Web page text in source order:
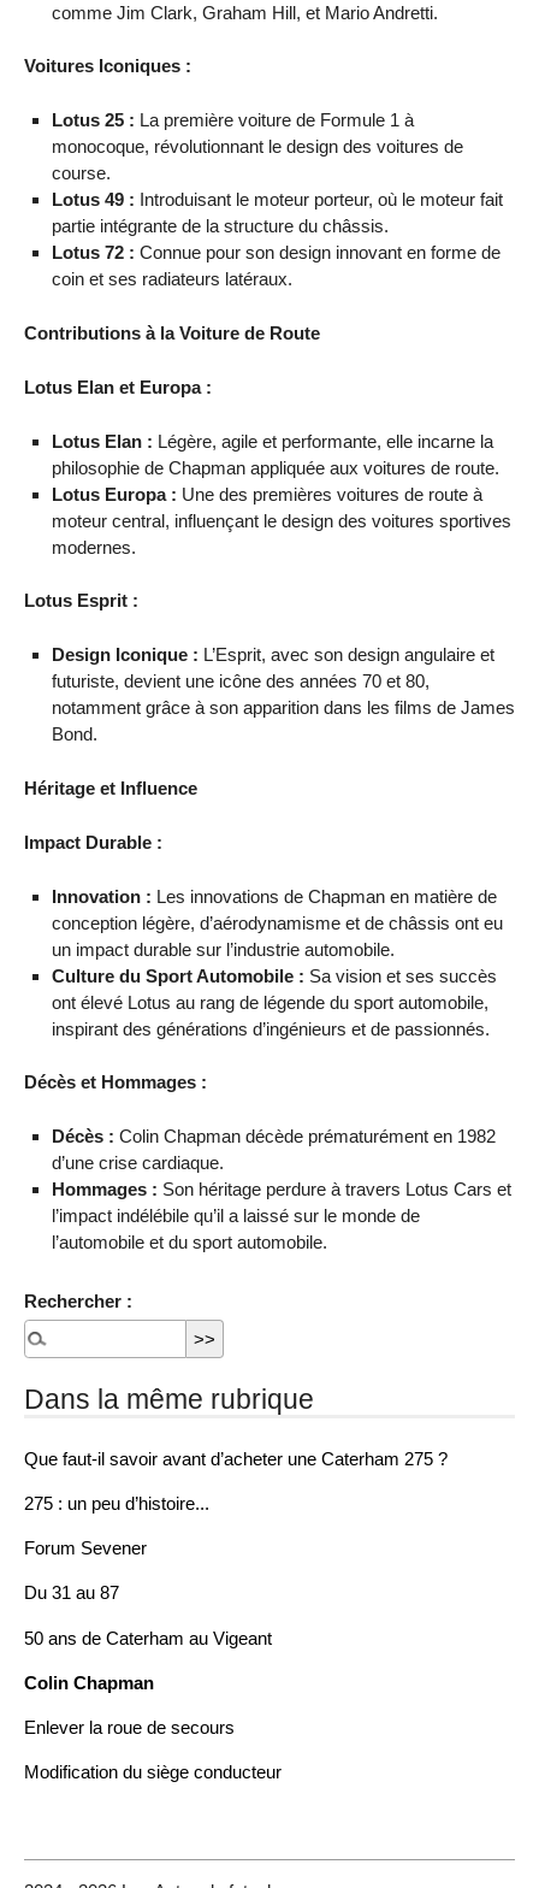
comme Jim Clark, Graham Hill, et Mario Andretti.
Voitures Iconiques :
Lotus 25 : La première voiture de Formule 1 à
monocoque, révolutionnant le design des voitures de
course.
Lotus 49 : Introduisant le moteur porteur, où le moteur fait
partie intégrante de la structure du châssis.
Lotus 72 : Connue pour son design innovant en forme de
coin et ses radiateurs latéraux.
Contributions à la Voiture de Route
Lotus Elan et Europa :
Lotus Elan : Légère, agile et performante, elle incarne la
philosophie de Chapman appliquée aux voitures de route.
Lotus Europa : Une des premières voitures de route à
moteur central, influençant le design des voitures sportives
modernes.
Lotus Esprit :
Design Iconique : L’Esprit, avec son design angulaire et
futuriste, devient une icône des années 70 et 80,
notamment grâce à son apparition dans les films de James
Bond.
Héritage et Influence
Impact Durable :
Innovation : Les innovations de Chapman en matière de
conception légère, d’aérodynamisme et de châssis ont eu
un impact durable sur l’industrie automobile.
Culture du Sport Automobile : Sa vision et ses succès
ont élevé Lotus au rang de légende du sport automobile,
inspirant des générations d’ingénieurs et de passionnés.
Décès et Hommages :
Décès : Colin Chapman décède prématurément en 1982
d’une crise cardiaque.
Hommages : Son héritage perdure à travers Lotus Cars et
l’impact indélébile qu’il a laissé sur le monde de
l’automobile et du sport automobile.
Rechercher :
Dans la même rubrique
Que faut-il savoir avant d’acheter une Caterham 275 ?
275 : un peu d’histoire...
Forum Sevener
Du 31 au 87
50 ans de Caterham au Vigeant
Colin Chapman
Enlever la roue de secours
Modification du siège conducteur